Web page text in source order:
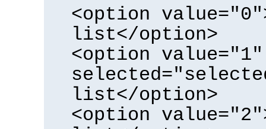
<option
list</option>
<option value="1"
list</option>
<option